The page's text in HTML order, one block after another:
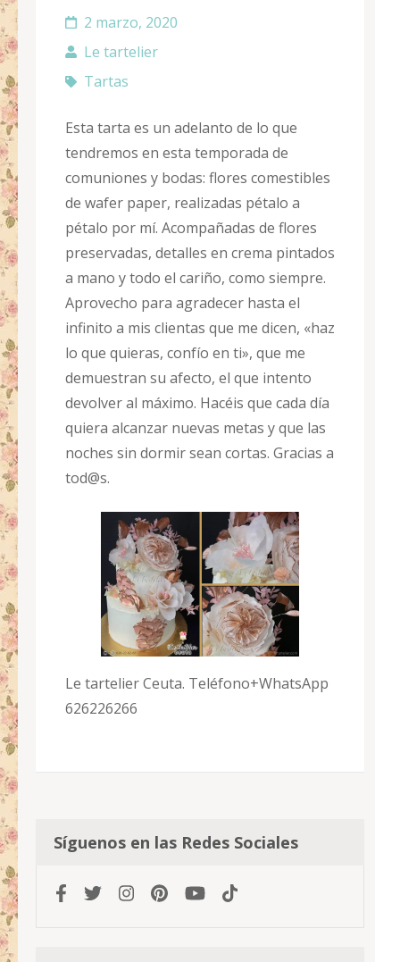
2 marzo, 2020
Le tartelier
Tartas
Esta tarta es un adelanto de lo que
tendremos en esta temporada de
comuniones y bodas: flores comestibles
de wafer paper, realizadas pétalo a
pétalo por mí. Acompañadas de flores
preservadas, detalles en crema pintados
a mano y todo el cariño, como siempre.
Aprovecho para agradecer hasta el
infinito a mis clientas que me dicen, «haz
lo que quieras, confío en ti», que me
demuestran su afecto, el que intento
devolver al máximo. Hacéis que cada día
quiera alcanzar nuevas metas y que las
noches sin dormir sean cortas. Gracias a
tod@s.
Le tartelier Ceuta. Teléfono+WhatsApp
626226266
Síguenos en las Redes Sociales